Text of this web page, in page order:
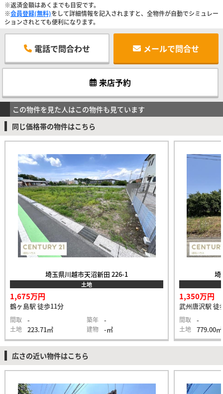
※返済金額はあくまでも目安です。
※会員登録(無料)をして詳細情報を記入されますと、全物件が自動でシミュレー
ションされとても便利になります。
電話で問合わせ メールで問合せ
来店予約
この物件を見た人はこの物件も見ています
同じ価格帯の物件はこちら
埼玉県川越市天沼新田 226-1
土地
1,675万円
鶴ヶ島駅 徒歩11分
間取 - 築年 -
土地 223.71㎡ 建物 -㎡
埼
1,350万円
武州唐沢駅 徒
間取 -
土地 779.00㎡
広さの近い物件はこちら